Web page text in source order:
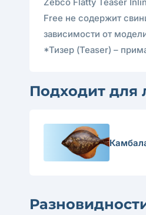
Free не содержит
зависимости от
*Тизер (Teaser) –
Подходит для